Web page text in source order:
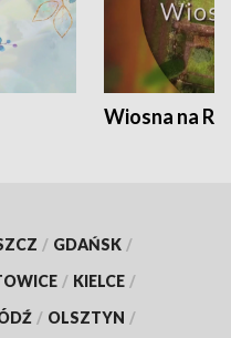
Wiosna na
/ GDAŃSK /
/ KIELCE /
/ OLSZTYN /